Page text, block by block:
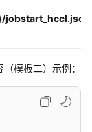
模板二）示例：